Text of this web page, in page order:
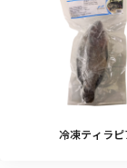
冷凍ティラピ